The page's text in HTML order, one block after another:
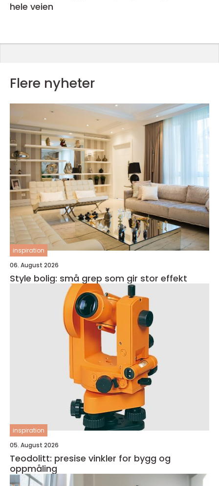
hele veien
Flere nyheter
inspiration
06. August 2026
Style bolig: små grep som gir stor effekt
inspiration
05. August 2026
Teodolitt: presise vinkler for bygg og
oppmåling